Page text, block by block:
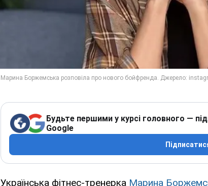
Будьте першими у курсі головного —
Google
Українська фітнес-тренерка Марина